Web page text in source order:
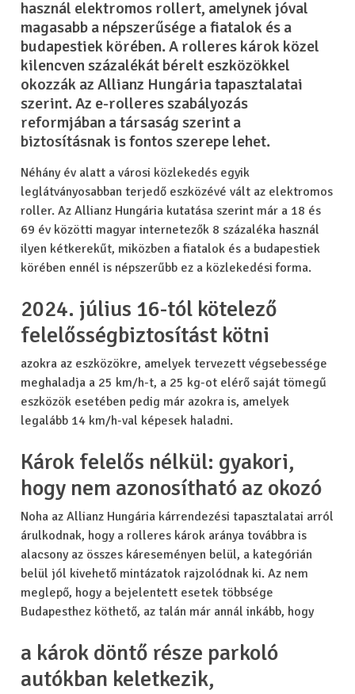
használ elektromos rollert, amelynek jóval
magasabb a népszerűsége a fiatalok és a
budapestiek körében. A rolleres károk közel
kilencven százalékát bérelt eszközökkel
okozzák az Allianz Hungária tapasztalatai
szerint. Az e-rolleres szabályozás
reformjában a társaság szerint a
biztosításnak is fontos szerepe lehet.
Néhány év alatt a városi közlekedés egyik
leglátványosabban terjedő eszközévé vált az elektromos
roller. Az Allianz Hungária kutatása szerint már a 18 és
69 év közötti magyar internetezők 8 százaléka használ
ilyen kétkerekűt, miközben a fiatalok és a budapestiek
körében ennél is népszerűbb ez a közlekedési forma.
2024. július 16-tól kötelező
felelősségbiztosítást kötni
azokra az eszközökre, amelyek tervezett végsebessége
meghaladja a 25 km/h-t, a 25 kg-ot elérő saját tömegű
eszközök esetében pedig már azokra is, amelyek
legalább 14 km/h-val képesek haladni.
Károk felelős nélkül: gyakori,
hogy nem azonosítható az okozó
Noha az Allianz Hungária kárrendezési tapasztalatai arról
árulkodnak, hogy a rolleres károk aránya továbbra is
alacsony az összes káreseményen belül, a kategórián
belül jól kivehető mintázatok rajzolódnak ki. Az nem
meglepő, hogy a bejelentett esetek többsége
Budapesthez köthető, az talán már annál inkább, hogy
a károk döntő része parkoló
autókban keletkezik,